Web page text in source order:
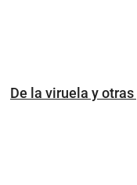
De la viruela y